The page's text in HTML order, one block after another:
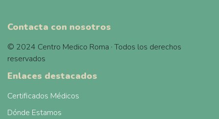
Contacta con nosotros
© 2024 Centro Medico Roma · Todos los derechos
reservados
Enlaces destacados
Certificados Médicos
Dónde Estamos